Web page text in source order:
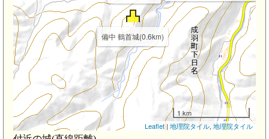
備中 鶴首城(0.6km)
1 km
Leaflet | 地理院タイル, 地理院タイル